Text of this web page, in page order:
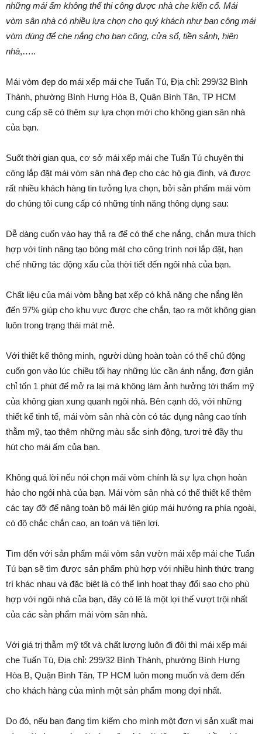
những mái ấm không thể thi công được nhà che kiến cố. Mái
vòm sân nhà có nhiều lựa chọn cho quý khách như ban công mái
vòm dùng để che nắng cho ban công, cửa sổ, tiền sảnh, hiên
nhà,…..
Mái vòm đẹp do mái xếp mái che Tuấn Tú, Địa chỉ: 299/32 Bình
Thành, phường Bình Hưng Hòa B, Quận Bình Tân, TP HCM
cung cấp sẽ có thêm sự lựa chọn mới cho không gian sân nhà
của bạn.
Suốt thời gian qua, cơ sở mái xếp mái che Tuấn Tú chuyên thi
công lắp đặt mái vòm sân nhà đẹp cho các hộ gia đình, và được
rất nhiều khách hàng tin tưởng lựa chọn, bởi sản phẩm mái vòm
do chúng tôi cung cấp có những tính năng thông dụng sau:
Dễ dàng cuốn vào hay thả ra để có thể che nắng, chắn mưa thích
hợp với tính năng tạo bóng mát cho công trình nơi lắp đặt, hạn
chế những tác động xấu của thời tiết đến ngôi nhà của bạn.
Chất liệu của mái vòm bằng bạt xếp có khả năng che nắng lên
đến 97% giúp cho khu vực được che chắn, tạo ra một không gian
luôn trong trạng thái mát mẻ.
Với thiết kế thông minh, người dùng hoàn toàn có thể chủ động
cuốn gọn vào lúc chiều tối hay những lúc cần ánh nắng, đơn giản
chỉ tốn 1 phút để mở ra lại mà không làm ảnh hưởng tới thẩm mỹ
của không gian xung quanh ngôi nhà. Bên cạnh đó, với những
thiết kế tinh tế, mái vòm sân nhà còn có tác dụng nâng cao tính
thẫm mỹ, tạo thêm những màu sắc sinh động, tươi trẻ đầy thu
hút cho mái ấm của bạn.
Không quá lời nếu nói chọn mái vòm chính là sự lựa chọn hoàn
hảo cho ngôi nhà của bạn. Mái vòm sân nhà có thể thiết kế thêm
các tay đỡ để nâng toàn bộ mái lên giúp mái hướng ra phía ngoài,
có độ chắc chắn cao, an toàn và tiện lợi.
Tìm đến với sản phẩm mái vòm sân vườn mái xếp mái che Tuấn
Tú bạn sẽ tìm được sản phẩm phù hợp với nhiều hình thức trang
trí khác nhau và đặc biệt là có thể linh hoạt thay đổi sao cho phù
hợp với ngôi nhà của bạn, đây có lẽ là một lợi thế vượt trội nhất
của các sản phẩm mái vòm sân nhà.
Với giá trị thẫm mỹ tốt và chất lượng luôn đi đôi thì mái xếp mái
che Tuấn Tú, Địa chỉ: 299/32 Bình Thành, phường Bình Hưng
Hòa B, Quận Bình Tân, TP HCM luôn mong muốn và đem đến
cho khách hàng của mình một sản phẩm mong đợi nhất.
Do đó, nếu bạn đang tìm kiếm cho mình một đơn vị sản xuất mai